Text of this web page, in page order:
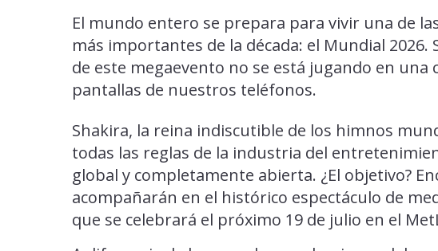
El mundo entero se prepara para vivir una de
más importantes de la década: el Mundial
de este megaevento no se está jugando en una
pantallas de nuestros teléfonos.
Shakira, la reina indiscutible de los himnos
todas las reglas de la industria del
global y completamente abierta. ¿El objetivo?
acompañarán en el histórico espectáculo de
que se celebrará el próximo 19 de julio en el